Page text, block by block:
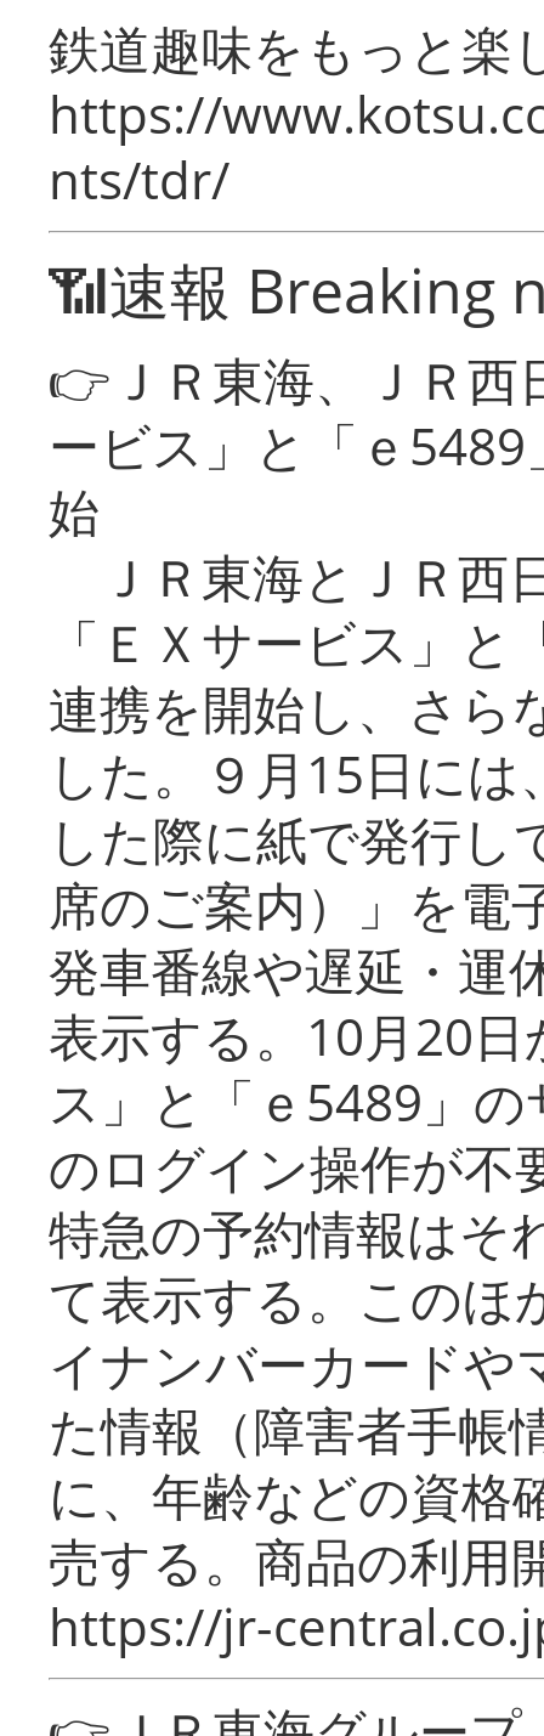
鉄道趣味をもっと楽
https://
nts/tdr/
📶速報 Breaking
👉ＪＲ東海、ＪＲ
ービス」と「ｅ
始
ＪＲ東海とＪＲ西
「ＥＸサービス」
連携を開始し、さら
した。９月15日に
した際に紙で発行し
席のご案内）」を電
発車番線や遅延・運
表示する。10月20
ス」と「ｅ5489」
のログイン操作が不
特急の予約情報はそ
て表示する。このほ
イナンバーカードや
た情報（障害者手帳
に、年齢などの資格
売する。商品の利用
https://jr-